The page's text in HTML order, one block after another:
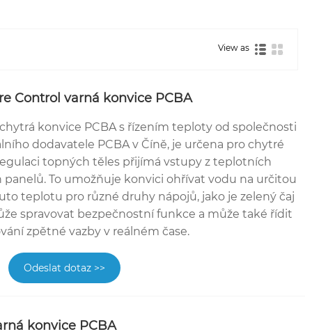
View as
Control varná konvice PCBA
konvice PCBA s řízením teploty od společnosti
dodavatele PCBA v Číně, je určena pro chytré
topných těles přijímá vstupy z teplotních
panelů. To umožňuje konvici ohřívat vodu na určitou
teplotu pro různé druhy nápojů, jako je zelený čaj
spravovat bezpečnostní funkce a může také řídit
zpětné vazby v reálném čase.
Odeslat dotaz >>
konvice PCBA